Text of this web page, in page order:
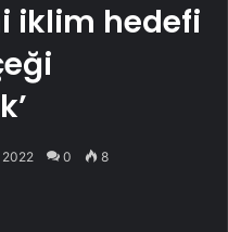
iklim hedefi
2022 0 8